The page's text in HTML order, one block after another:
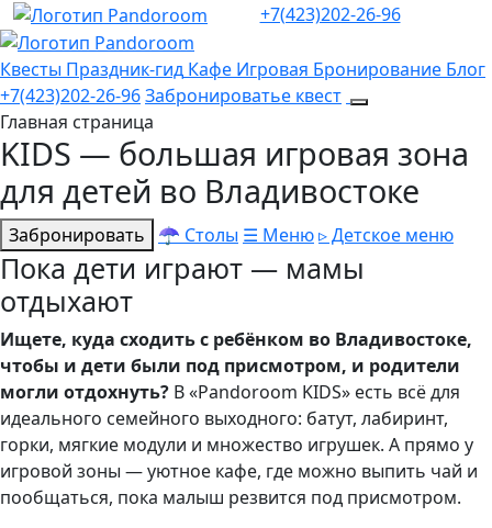
+7(423)202-26-96
Квесты Праздник-гид Кафе Игровая Бронирование Блог
+7(423)202-26-96Забронироватье квест
Главная страница
KIDS — большая игровая зона
для детей во Владивостоке
Забронировать ☂ Столы ☰ Меню▹ Детское меню
Пока дети играют — мамы
отдыхают
Ищете, куда сходить с ребёнком во Владивостоке,
чтобы и дети были под присмотром, и родители
могли отдохнуть? В «Pandoroom KIDS» есть всё для
идеального семейного выходного: батут, лабиринт,
горки, мягкие модули и множество игрушек. А прямо у
игровой зоны — уютное кафе, где можно выпить чай и
пообщаться, пока малыш резвится под присмотром.